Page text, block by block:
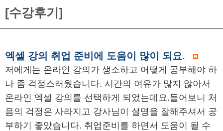
[수강후기]